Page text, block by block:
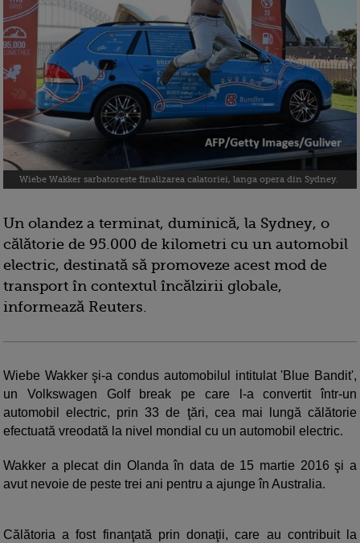
Wiebe Wakker sarbatoreste finalizarea calatoriei, langa opera din Sydney.
Un olandez a terminat, duminică, la Sydney, o
călătorie de 95.000 de kilometri cu un automobil
electric, destinată să promoveze acest mod de
transport în contextul încălzirii globale,
informează Reuters.
Wiebe Wakker şi-a condus automobilul intitulat 'Blue Bandit',
un Volkswagen Golf break pe care l-a convertit într-un
automobil electric, prin 33 de ţări, cea mai lungă călătorie
efectuată vreodată la nivel mondial cu un automobil electric.
Wakker a plecat din Olanda în data de 15 martie 2016 şi a
avut nevoie de peste trei ani pentru a ajunge în Australia.
Călătoria a fost finanţată prin donaţii, care au contribuit la